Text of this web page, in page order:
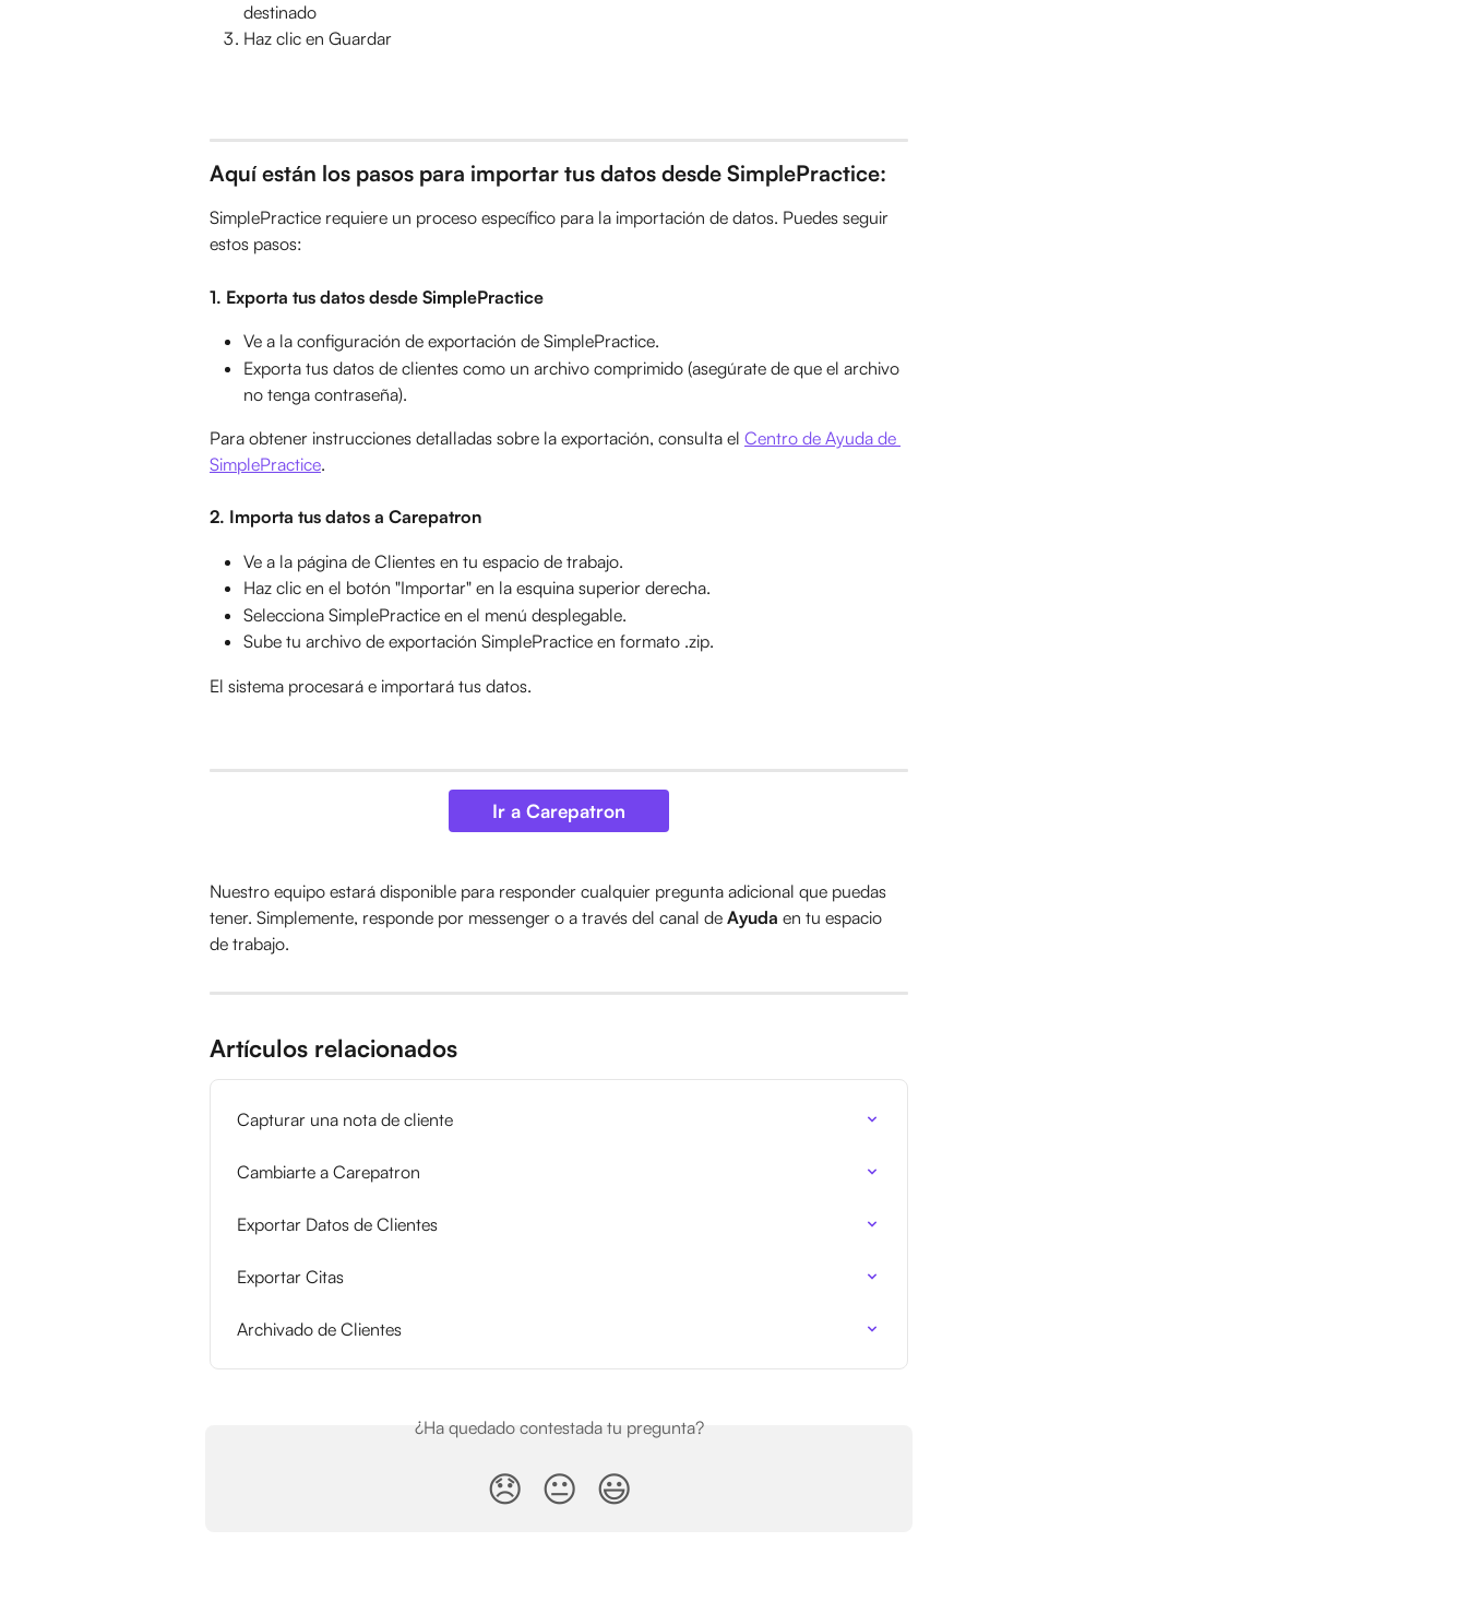
destinado
Haz clic en Guardar
Aquí están los pasos para importar tus datos desde SimplePractice:
SimplePractice requiere un proceso específico para la importación de datos. Puedes seguir
estos pasos:
1. Exporta tus datos desde SimplePractice
Ve a la configuración de exportación de SimplePractice.
Exporta tus datos de clientes como un archivo comprimido (asegúrate de que el archivo
no tenga contraseña).
Para obtener instrucciones detalladas sobre la exportación, consulta el Centro de Ayuda de
SimplePractice.
2. Importa tus datos a Carepatron
Ve a la página de Clientes en tu espacio de trabajo.
Haz clic en el botón "Importar" en la esquina superior derecha.
Selecciona SimplePractice en el menú desplegable.
Sube tu archivo de exportación SimplePractice en formato .zip.
El sistema procesará e importará tus datos.
Ir a Carepatron
Nuestro equipo estará disponible para responder cualquier pregunta adicional que puedas
tener. Simplemente, responde por messenger o a través del canal de Ayuda en tu espacio
de trabajo.
Artículos relacionados
Capturar una nota de cliente
Cambiarte a Carepatron
Exportar Datos de Clientes
Exportar Citas
Archivado de Clientes
¿Ha quedado contestada tu pregunta?
😞 😐 😃